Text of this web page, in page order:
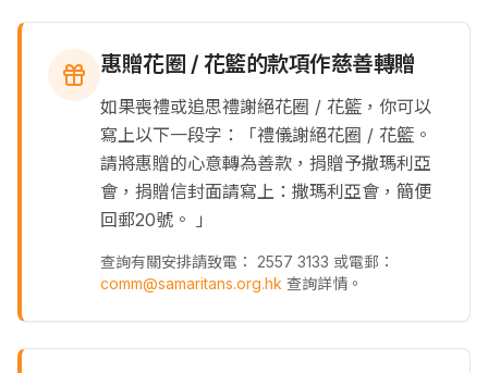
惠贈花圈 / 花籃的款項作慈善轉贈
如果喪禮或追思禮謝絕花圈 / 花籃，你可以
寫上以下一段字：「禮儀謝絕花圈 / 花籃。
請將惠贈的心意轉為善款，捐贈予撒瑪利亞
會，捐贈信封面請寫上：撒瑪利亞會，簡便
回郵20號。 」
查詢有關安排請致電： 2557 3133 或電郵：
comm@samaritans.org.hk 查詢詳情。